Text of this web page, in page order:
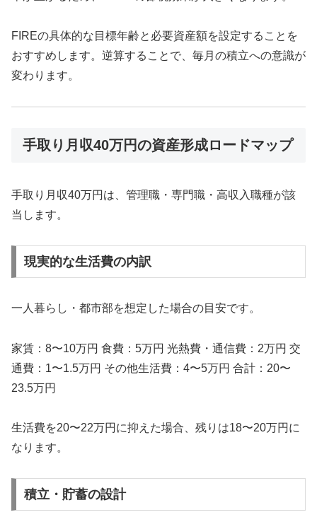
FIREの具体的な目標年齢と必要資産額を設定することを
おすすめします。逆算することで、毎月の積立への意識が
変わります。
手取り月収40万円の資産形成ロードマップ
手取り月収40万円は、管理職・専門職・高収入職種が該
当します。
現実的な生活費の内訳
一人暮らし・都市部を想定した場合の目安です。
家賃：8〜10万円 食費：5万円 光熱費・通信費：2万円 交
通費：1〜1.5万円 その他生活費：4〜5万円 合計：20〜
23.5万円
生活費を20〜22万円に抑えた場合、残りは18〜20万円に
なります。
積立・貯蓄の設計